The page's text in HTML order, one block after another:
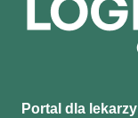
Portal dla